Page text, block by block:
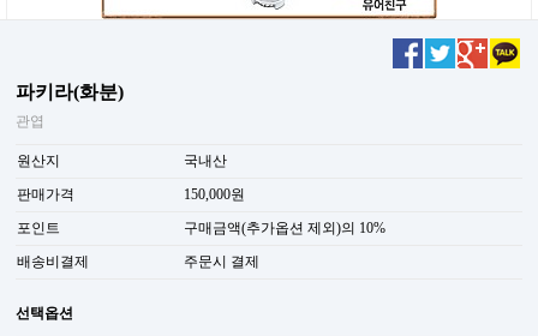
파키라(화분)
관엽
원산지
국내산
판매가격
150,000원
포인트
구매금액(추가옵션 제외)의 10%
배송비결제
주문시 결제
선택옵션